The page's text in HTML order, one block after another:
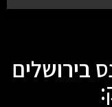
בירושלים